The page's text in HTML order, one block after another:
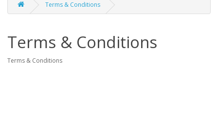
Terms & Conditions
Terms & Conditions
Terms & Conditions